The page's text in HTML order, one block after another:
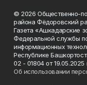
© 2026 Общественно-
района Фёдоровский
Газета «Ашкадарские
Федеральной службы
информационных
Республике
02 - 01804 от 19.05.2025
Об использовании